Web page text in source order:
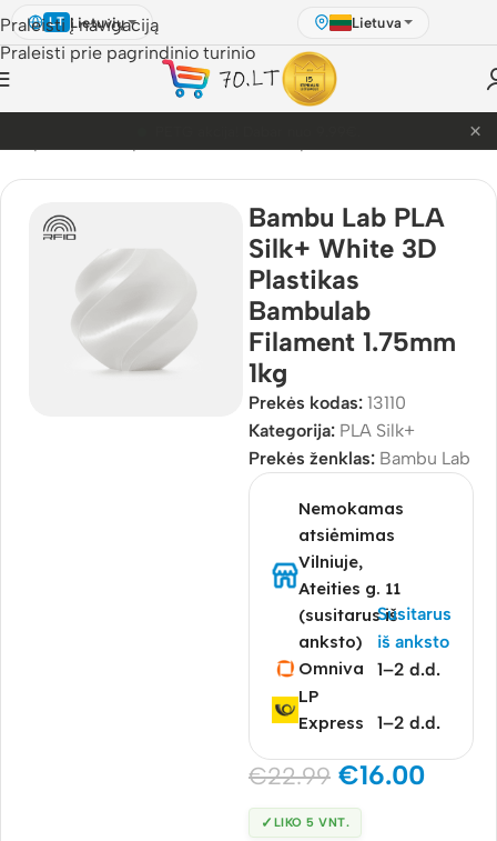
Praleisti į navigaciją
Praleisti prie pagrindinio turinio
LT Lietuvių Lietuva
×
Bambu Lab PLA
Silk+ White 3D
Plastikas
Bambulab
Filament 1.75mm
1kg
Prekės kodas: 13110
Kategorija: PLA Silk+
Prekės ženklas: Bambu Lab
Nemokamas
atsiėmimas
Vilniuje,
Ateities g. 11
(susitarus iš
anksto)
Susitarus
iš anksto
Omniva
1–2 d.d.
LP
Express
1–2 d.d.
€22.99 €16.00
✓ LIKO 5 VNT.